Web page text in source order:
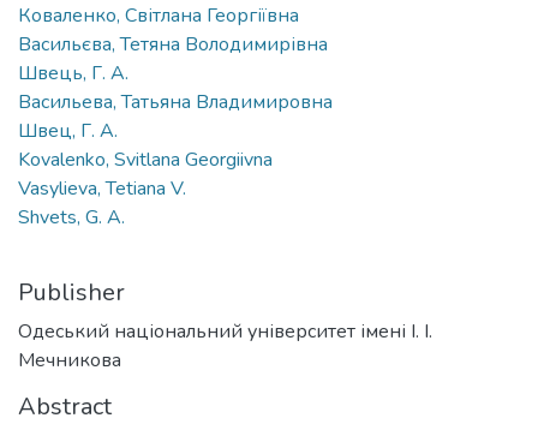
Коваленко, Світлана Георгіївна
Васильєва, Тетяна Володимирівна
Швець, Г. А.
Васильева, Татьяна Владимировна
Швец, Г. А.
Kovalenko, Svitlana Georgiivna
Vasylieva, Tetiana V.
Shvets, G. A.
Publisher
Одеський національний університет імені І. І.
Мечникова
Abstract